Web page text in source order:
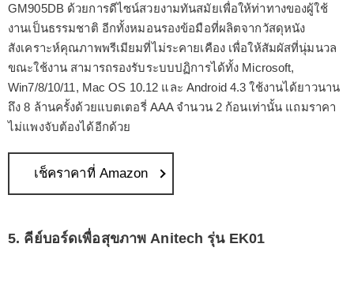
GM905DB ด้วยการดีไซน์สวยงามทันสมัยเพื่อให้ท่าทางของผู้ใช้
งานเป็นธรรมชาติ อีกทั้งหมอนรองข้อมือที่ผลิตจากวัสดุหนัง
สังเคราะห์คุณภาพพรีเมียมที่ไม่ระคายเคือง เพื่อให้สัมผัสที่นุ่มนวล
ขณะใช้งาน สามารถรองรับระบบปฏิการได้ทั้ง Microsoft,
Win7/8/10/11, Mac OS 10.12 และ Android 4.3 ใช้งานได้ยาวนาน
ถึง 8 ล้านครั้งด้วยแบตเตอรี่ AAA จำนวน 2 ก้อนเท่านั้น แถมราคา
ไม่แพงจับต้องได้อีกด้วย
เช็คราคาที่ Amazon
5. คีย์บอร์ดเพื่อสุขภาพ Anitech รุ่น EK01